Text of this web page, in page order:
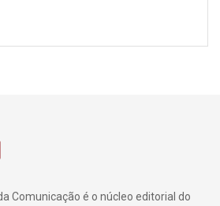
Comunicação é o núcleo editorial do